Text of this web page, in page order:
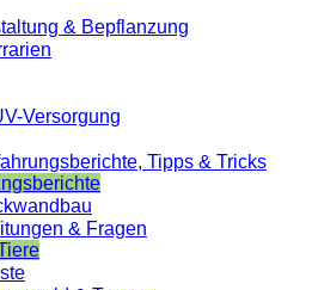
& Bepflanzung
Versorgung
Tipps & Tricks
& Fragen